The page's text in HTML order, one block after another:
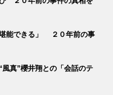
堪能できる」 ２０年前の事
真”櫻井翔との「会話のテ